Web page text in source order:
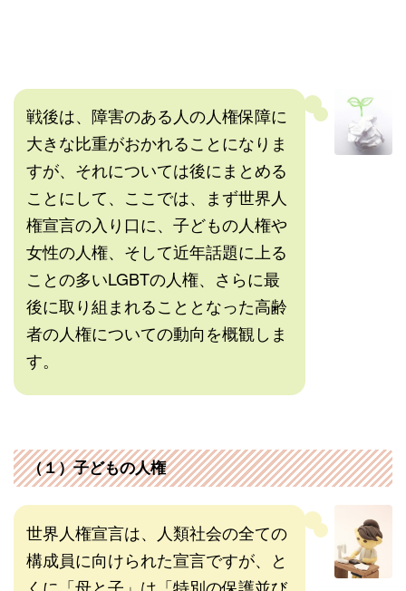
戦後は、障害のある人の人権保障に
大きな比重がおかれることになりま
すが、それについては後にまとめる
ことにして、ここでは、まず世界人
権宣言の入り口に、子どもの人権や
女性の人権、そして近年話題に上る
ことの多いLGBTの人権、さらに最
後に取り組まれることとなった高齢
者の人権についての動向を概観しま
す。
（１）子どもの人権
世界人権宣言は、人類社会の全ての
構成員に向けられた宣言ですが、と
くに「母と子」は「特別の保護並び